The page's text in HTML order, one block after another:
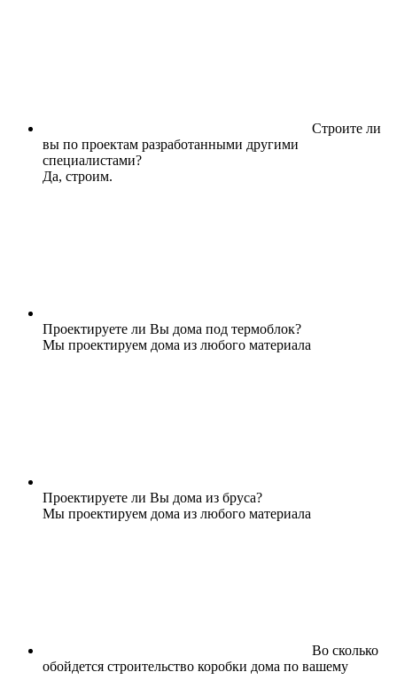
Строите ли
вы по проектам разработанными другими
специалистами?
Да, строим.
Проектируете ли Вы дома под термоблок?
Мы проектируем дома из любого материала
Проектируете ли Вы дома из бруса?
Мы проектируем дома из любого материала
Во сколько
обойдется строительство коробки дома по вашему